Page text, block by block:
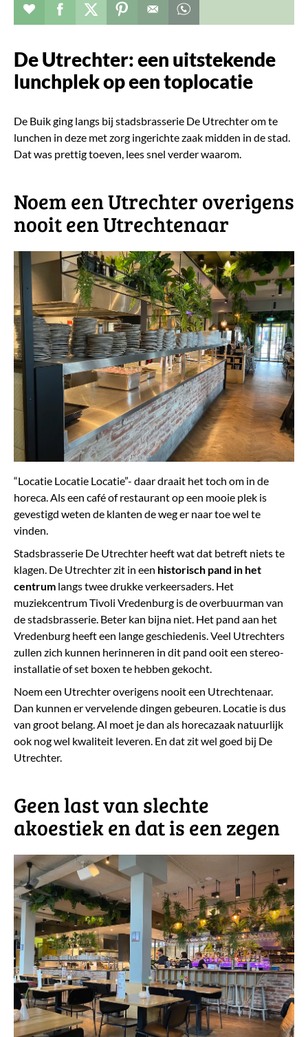
Verhaal toevoegen aan favorieten
Deel dit op facebook
Deel dit op twitter
Deel dit op pinterest
De Utrechter: een uitstekende
lunchplek op een toplocatie
De Buik ging langs bij stadsbrasserie De Utrechter om te
lunchen in deze met zorg ingerichte zaak midden in de stad.
Dat was prettig toeven, lees snel verder waarom.
Noem een Utrechter overigens
nooit een Utrechtenaar
“Locatie Locatie Locatie”- daar draait het toch om in de
horeca. Als een café of restaurant op een mooie plek is
gevestigd weten de klanten de weg er naar toe wel te
vinden.
Stadsbrasserie De Utrechter heeft wat dat betreft niets te
klagen. De Utrechter zit in een historisch pand in het
centrum langs twee drukke verkeersaders. Het
muziekcentrum Tivoli Vredenburg is de overbuurman van
de stadsbrasserie. Beter kan bijna niet. Het pand aan het
Vredenburg heeft een lange geschiedenis. Veel Utrechters
zullen zich kunnen herinneren in dit pand ooit een stereo-
installatie of set boxen te hebben gekocht.
Noem een Utrechter overigens nooit een Utrechtenaar.
Dan kunnen er vervelende dingen gebeuren. Locatie is dus
van groot belang. Al moet je dan als horecazaak natuurlijk
ook nog wel kwaliteit leveren. En dat zit wel goed bij De
Utrechter.
Geen last van slechte
akoestiek en dat is een zegen